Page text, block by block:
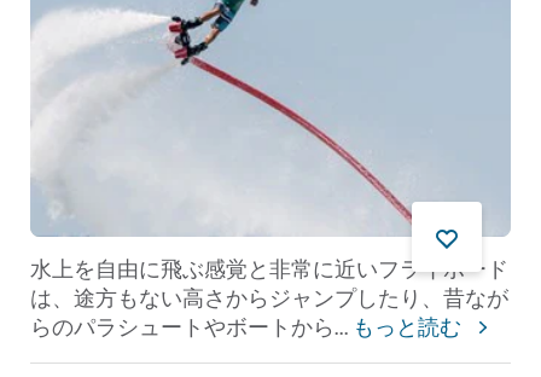
水上を自由に飛ぶ感覚と非常に近いフライボード
は、途方もない高さからジャンプしたり、昔なが
らのパラシュートやボートから... もっと読む